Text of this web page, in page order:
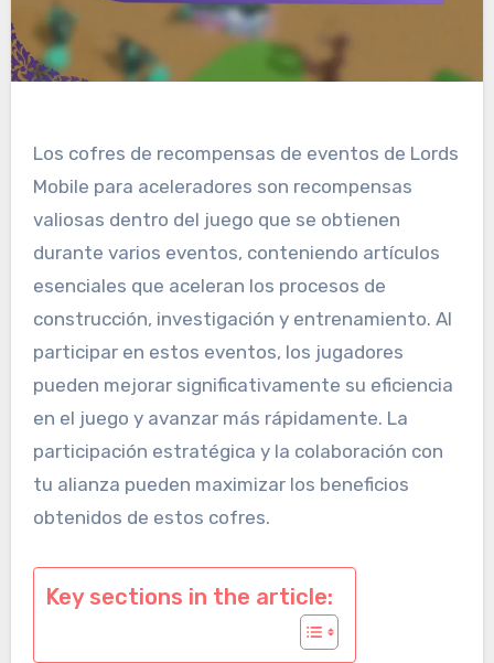
Los cofres de recompensas de eventos de Lords
Mobile para aceleradores son recompensas
valiosas dentro del juego que se obtienen
durante varios eventos, conteniendo artículos
esenciales que aceleran los procesos de
construcción, investigación y entrenamiento. Al
participar en estos eventos, los jugadores
pueden mejorar significativamente su eficiencia
en el juego y avanzar más rápidamente. La
participación estratégica y la colaboración con
tu alianza pueden maximizar los beneficios
obtenidos de estos cofres.
Key sections in the article: